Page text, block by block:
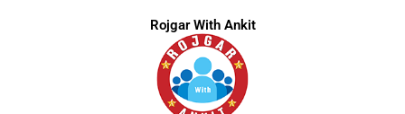
Rojgar With Ankit